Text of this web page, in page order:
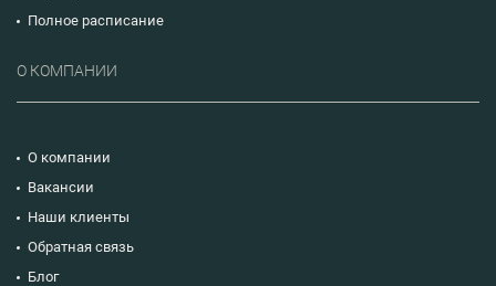
Полное расписание
О КОМПАНИИ
О компании
Вакансии
Наши клиенты
Обратная связь
Блог